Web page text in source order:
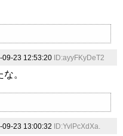
09-23 12:53:20 ID:ayyFKyDeT2
。
09-23 13:00:32 ID:YvlPcXdXa.